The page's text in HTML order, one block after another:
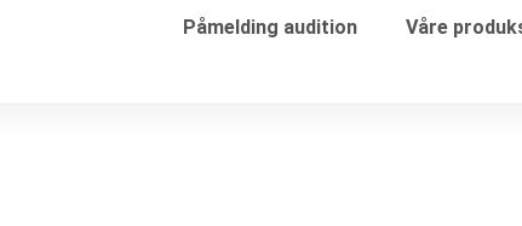
Påmelding audition Våre